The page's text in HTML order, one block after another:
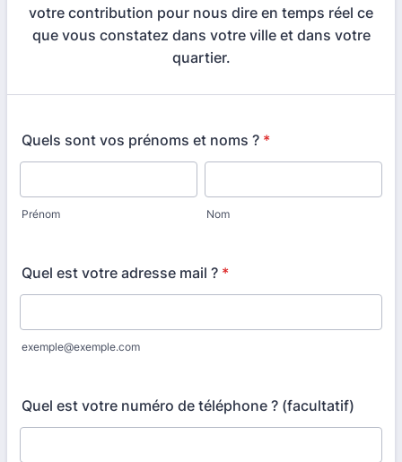
votre contribution pour nous dire en temps réel ce
que vous constatez dans votre ville et dans votre
quartier.
Quels sont vos prénoms et noms ? *
Prénom Nom
Quel est votre adresse mail ? *
exemple@exemple.com
Quel est votre numéro de téléphone ? (facultatif)